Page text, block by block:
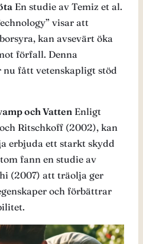
En studie av Temiz et al.
visar att
kan avsevärt öka
förfall​​. Denna
fått vetenskapligt stöd
och Vatten Enligt
Ritschkoff (2002), kan
erbjuda ett starkt skydd
fann en studie av
(2007) att träolja ger
och förbättrar
​.